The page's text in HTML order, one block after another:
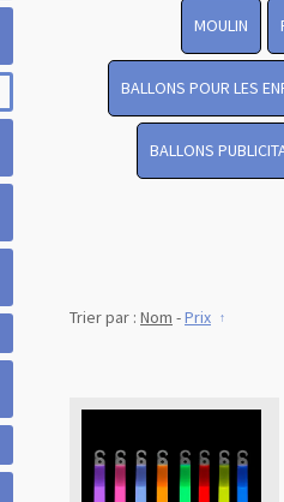
MOULIN
BALLONS POUR LES
BALLONS
Trier par : Nom -Prix